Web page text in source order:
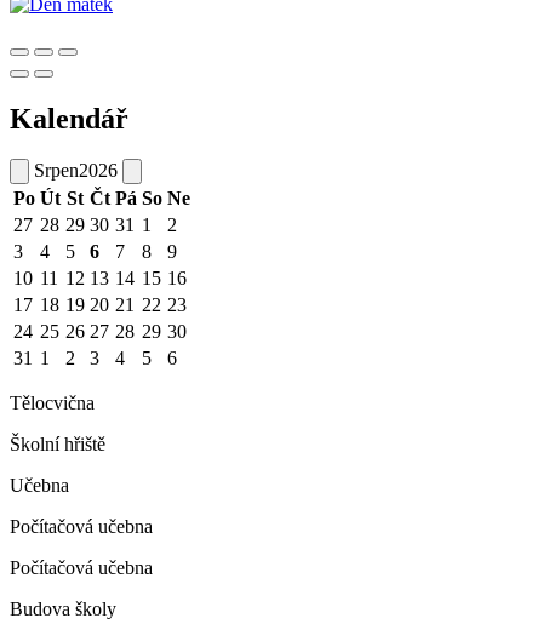
Kalendář
Srpen2026
Po Út St Čt Pá So Ne
27 28 29 30 31 1
2
3
4 5 6 7 8
9
10 11 12 13 14 15 16
17 18 19 20 21 22 23
24 25 26 27 28 29 30
31 1 2 3 4 5 6
Tělocvična
Školní hřiště
Učebna
Počítačová učebna
Počítačová učebna
Budova školy